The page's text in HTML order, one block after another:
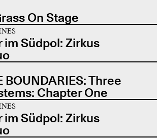
On Stage
im Südpol: Zirkus
BOUNDARIES: Three
Chapter One
im Südpol: Zirkus